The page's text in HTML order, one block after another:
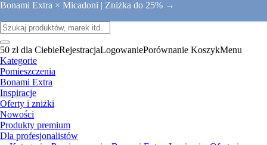
Bonami Extra × Micadoni | Zniżka do 25% →
50 zł dla CiebieRejestracjaLogowaniePorównanie KoszykMenu
Kategorie
Pomieszczenia
Bonami Extra
Inspiracje
Oferty i zniżki
Nowości
Produkty premium
Dla profesjonalistów